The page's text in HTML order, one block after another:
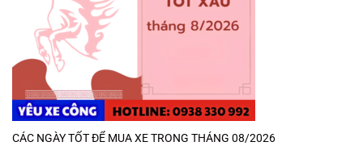
CÁC NGÀY TỐT ĐỂ MUA XE TRONG THÁNG 08/2026